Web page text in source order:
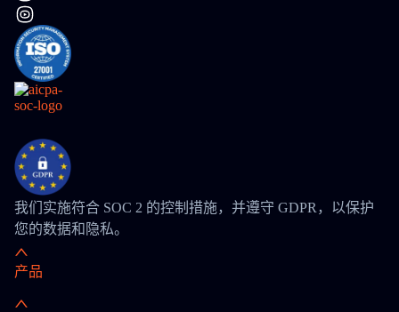
我们实施符合 SOC 2 的控制措施，并遵守 GDPR，以保护
您的数据和隐私。
产品